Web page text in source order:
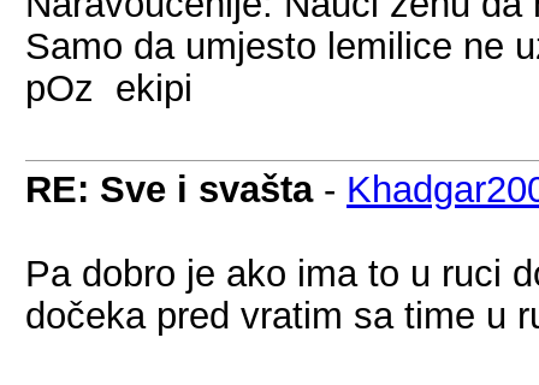
Samo da umjesto lemilice ne
pOz ekipi
RE: Sve i svašta-
Pa dobro je ako ima to u ruci
dočeka pred vratim sa time u